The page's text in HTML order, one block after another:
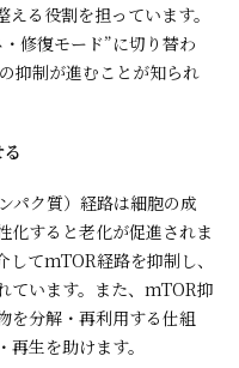
る役割を担っています。
修復モード”に切り替わ
抑制が進むことが知られ
パク質）経路は細胞の成
化すると老化が促進されま
てmTOR経路を抑制し、
ています。また、mTOR抑
を分解・再利用する仕組
生を助けます。